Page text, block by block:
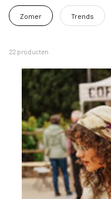
Trends
Zomer
22 producten